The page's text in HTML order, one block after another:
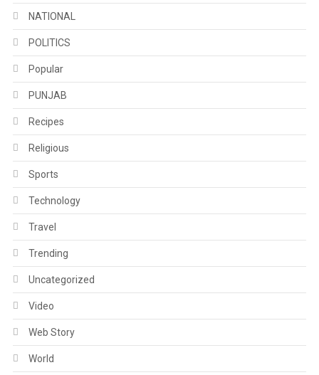
NATIONAL
POLITICS
Popular
PUNJAB
Recipes
Religious
Sports
Technology
Travel
Trending
Uncategorized
Video
Web Story
World